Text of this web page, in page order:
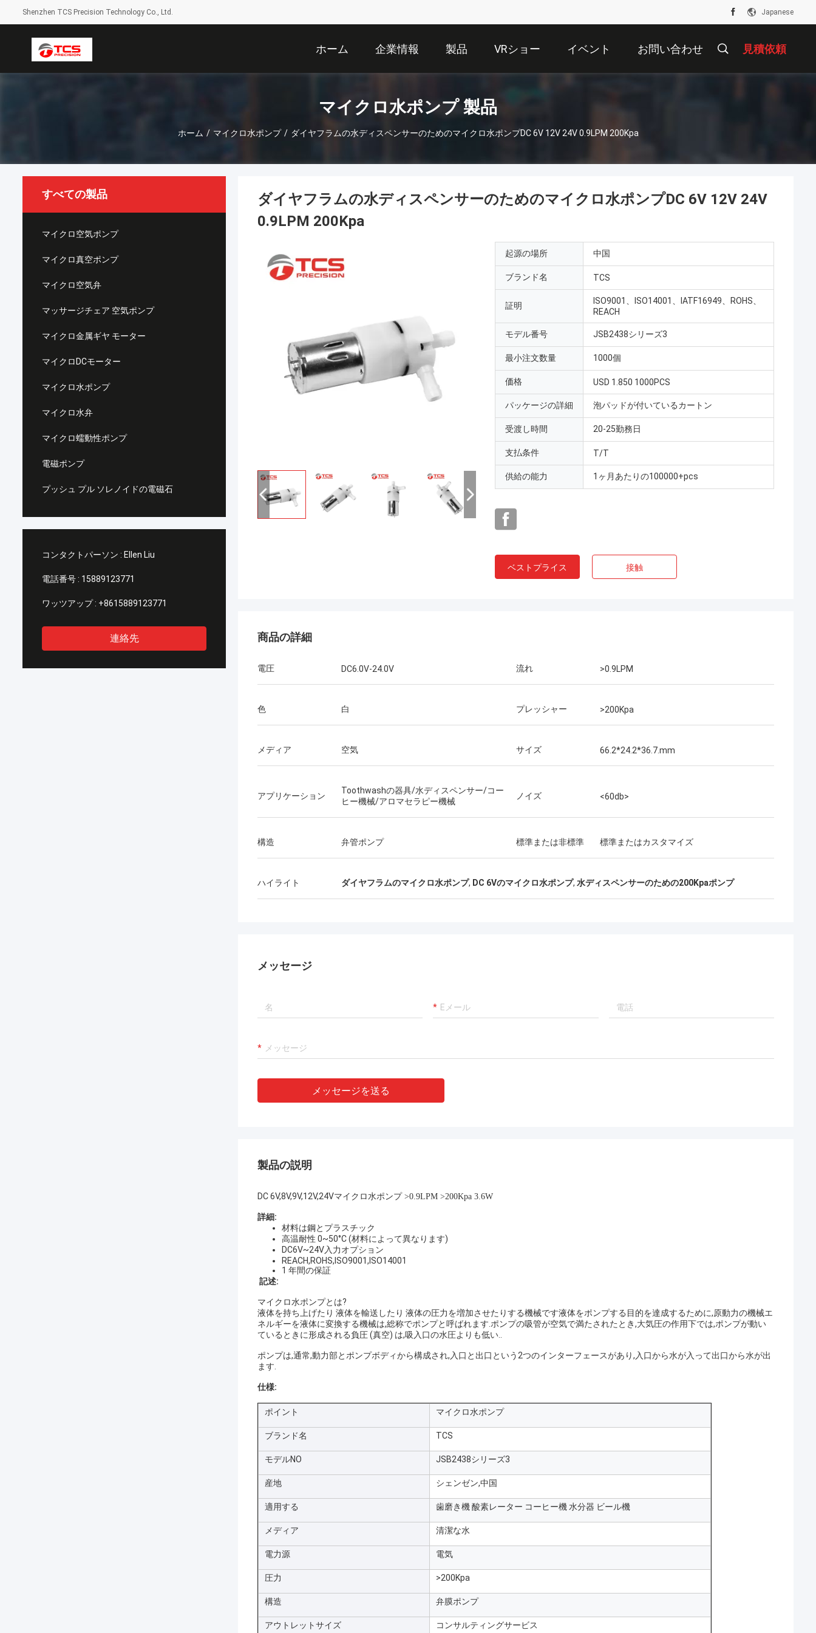
Shenzhen TCS Precision Technology Co., Ltd. Japanese
ホーム 企業情報 製品 VRショー イベント お問い合わせ 見積依頼
マイクロ水ポンプ 製品
ホーム / マイクロ水ポンプ / ダイヤフラムの水ディスペンサーのためのマイクロ水ポンプDC 6V 12V 24V 0.9LPM 200Kpa
すべての製品
マイクロ空気ポンプ
マイクロ真空ポンプ
マイクロ空気弁
マッサージチェア 空気ポンプ
マイクロ金属ギヤ モーター
マイクロDCモーター
マイクロ水ポンプ
マイクロ水弁
マイクロ蠕動性ポンプ
電磁ポンプ
プッシュ プル ソレノイドの電磁石
コンタクトパーソン : Ellen Liu
電話番号 : 15889123771
ワッツアップ : +8615889123771
連絡先
ダイヤフラムの水ディスペンサーのためのマイクロ水ポンプDC 6V 12V 24V
0.9LPM 200Kpa
起源の場所 中国
ブランド名 TCS
証明
ISO9001、ISO14001、IATF16949、ROHS、
REACH
モデル番号 JSB2438シリーズ3
最小注文数量 1000個
価格 USD 1.850 1000PCS
パッケージの詳細 泡パッドが付いているカートン
受渡し時間 20-25勤務日
支払条件 T/T
供給の能力 1ヶ月あたりの100000+pcs
ベストプライス 接触
商品の詳細
電圧 DC6.0V-24.0V 流れ >0.9LPM
色 白 プレッシャー >200Kpa
メディア 空気 サイズ 66.2*24.2*36.7.mm
アプリケーション
Toothwashの器具/水ディスペンサー/コー
ヒー機械/アロマセラピー機械
ノイズ <60db>
構造 弁管ポンプ 標準または非標準 標準またはカスタマイズ
ハイライト ダイヤフラムのマイクロ水ポンプ, DC 6Vのマイクロ水ポンプ, 水ディスペンサーのための200Kpaポンプ
メッセージ
メッセージを送る
製品の説明
DC 6V,8V,9V,12V,24Vマイクロ水ポンプ >0.9LPM >200Kpa 3.6W
詳細:
材料は鋼とプラスチック
高温耐性 0~50°C (材料によって異なります)
DC6V~24V入力オプション
REACH,ROHS,ISO9001,ISO14001
1 年間の保証
記述:
マイクロ水ポンプとは?
液体を持ち上げたり 液体を輸送したり 液体の圧力を増加させたりする機械です液体をポンプする目的を達成するために,原動力の機械エ
ネルギーを液体に変換する機械は,総称でポンプと呼ばれます.ポンプの吸管が空気で満たされたとき,大気圧の作用下では,ポンプが動い
ているときに形成される負圧 (真空) は,吸入口の水圧よりも低い..
ポンプは,通常,動力部とポンプボディから構成され,入口と出口という2つのインターフェースがあり,入口から水が入って出口から水が出
ます.
仕様:
ポイント マイクロ水ポンプ
ブランド名 TCS
モデルNO JSB2438シリーズ3
産地 シェンゼン,中国
適用する 歯磨き機 酸素レーター コーヒー機 水分器 ビール機
メディア 清潔な水
電力源 電気
圧力 >200Kpa
構造 弁膜ポンプ
アウトレットサイズ コンサルティングサービス